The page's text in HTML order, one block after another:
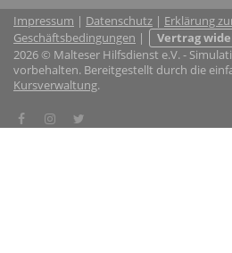
Impressum | Datenschutz | Erklärung
Geschäftsbedingungen |
Vertrag
2026 © Malteser Hilfsdienst e.V. -
vorbehalten. Bereitgestellt durch die
Kursverwaltung.